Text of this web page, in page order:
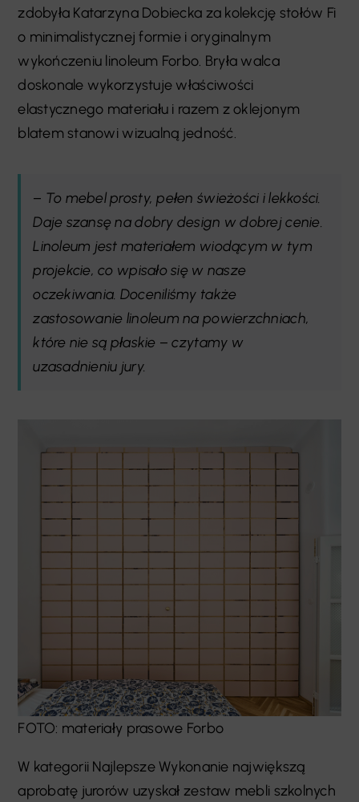
zdobyła Katarzyna Dobiecka za kolekcję stołów Fi
o minimalistycznej formie i oryginalnym
wykończeniu linoleum Forbo. Bryła walca
doskonale wykorzystuje właściwości
elastycznego materiału i razem z oklejonym
blatem stanowi wizualną jedność.
– To mebel prosty, pełen świeżości i lekkości.
Daje szansę na dobry design w dobrej cenie.
Linoleum jest materiałem wiodącym w tym
projekcie, co wpisało się w nasze
oczekiwania. Doceniliśmy także
zastosowanie linoleum na powierzchniach,
które nie są płaskie – czytamy w
uzasadnieniu jury.
FOTO: materiały prasowe Forbo
W kategorii Najlepsze Wykonanie największą
aprobatę jurorów uzyskał zestaw mebli szkolnych